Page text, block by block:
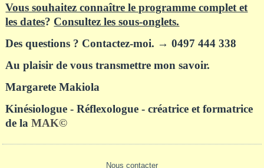
Vous souhaitez connaître le programme complet et
les dates? Consultez les sous-onglets.
Des questions ? Contactez-moi. → 0497 444 338
Au plaisir de vous transmettre mon savoir.
Margarete Makiola
Kinésiologue - Réflexologue - créatrice et formatrice
de laMAK©
Nous contacter